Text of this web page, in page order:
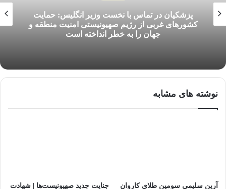
پزشکیان در تماس با نخست‌ وزیر انگلیس: حمایت
کشور‌های غربی از رژیم صهیونیستی امنیت منطقه و
جهان را به خطر انداخته است
نوشته های مشابه
آرین سلیمی سومین طلای کاروان
جنایت جدید صهیونیست‌ها | شهادت